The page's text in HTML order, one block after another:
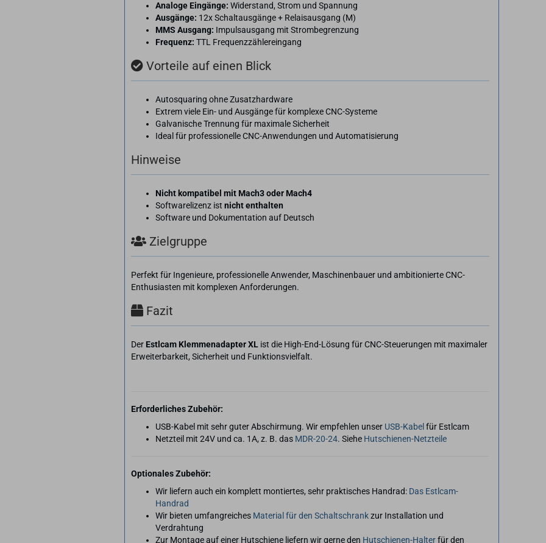
Analoge Eingänge: Widerstand, Strom und Spannung
Ausgänge: 12x Schaltausgänge + Relaisausgang (M)
MMS Ausgang: Impulsausgang mit Strombegrenzung
Frequenz: TTL Frequenzzählereingang
Vorteile auf einen Blick
Autosquaring ohne Zusatzhardware
Extrem viele Ein- und Ausgänge für komplexe CNC-Systeme
Galvanische Trennung für maximale Sicherheit
Ideal für professionelle CNC-Anwendungen und Automatisierung
Hinweise
Nicht kompatibel mit Mach3 oder Mach4
Softwarelizenz ist nicht enthalten
Software und Dokumentation auf Deutsch
Zielgruppe
Perfekt für Ingenieure, professionelle Anwender, Maschinenbauer und ambitionierte CNC-
Enthusiasten mit komplexen Anforderungen.
Fazit
Der Estlcam Klemmenadapter XL ist die High-End-Lösung für CNC-Steuerungen mit maximaler
Erweiterbarkeit, Sicherheit und Funktionsvielfalt.
Erforderliches Zubehör:
USB-Kabel mit sehr guter Abschirmung. Wir empfehlen unser USB-Kabel für Estlcam
Netzteil mit 24V und ca. 1A, z. B. das MDR-20-24. Siehe Hutschienen-Netzteile
Optionales Zubehör:
Wir liefern auch ein komplett montiertes, sehr praktisches Handrad: Das Estlcam-
Handrad
Wir bieten umfangreiches Material für den Schaltschrankzur Installation und
Verdrahtung
Zur Montage auf einer Hutschiene liefern wir gerne den Hutschienen-Halterfür den